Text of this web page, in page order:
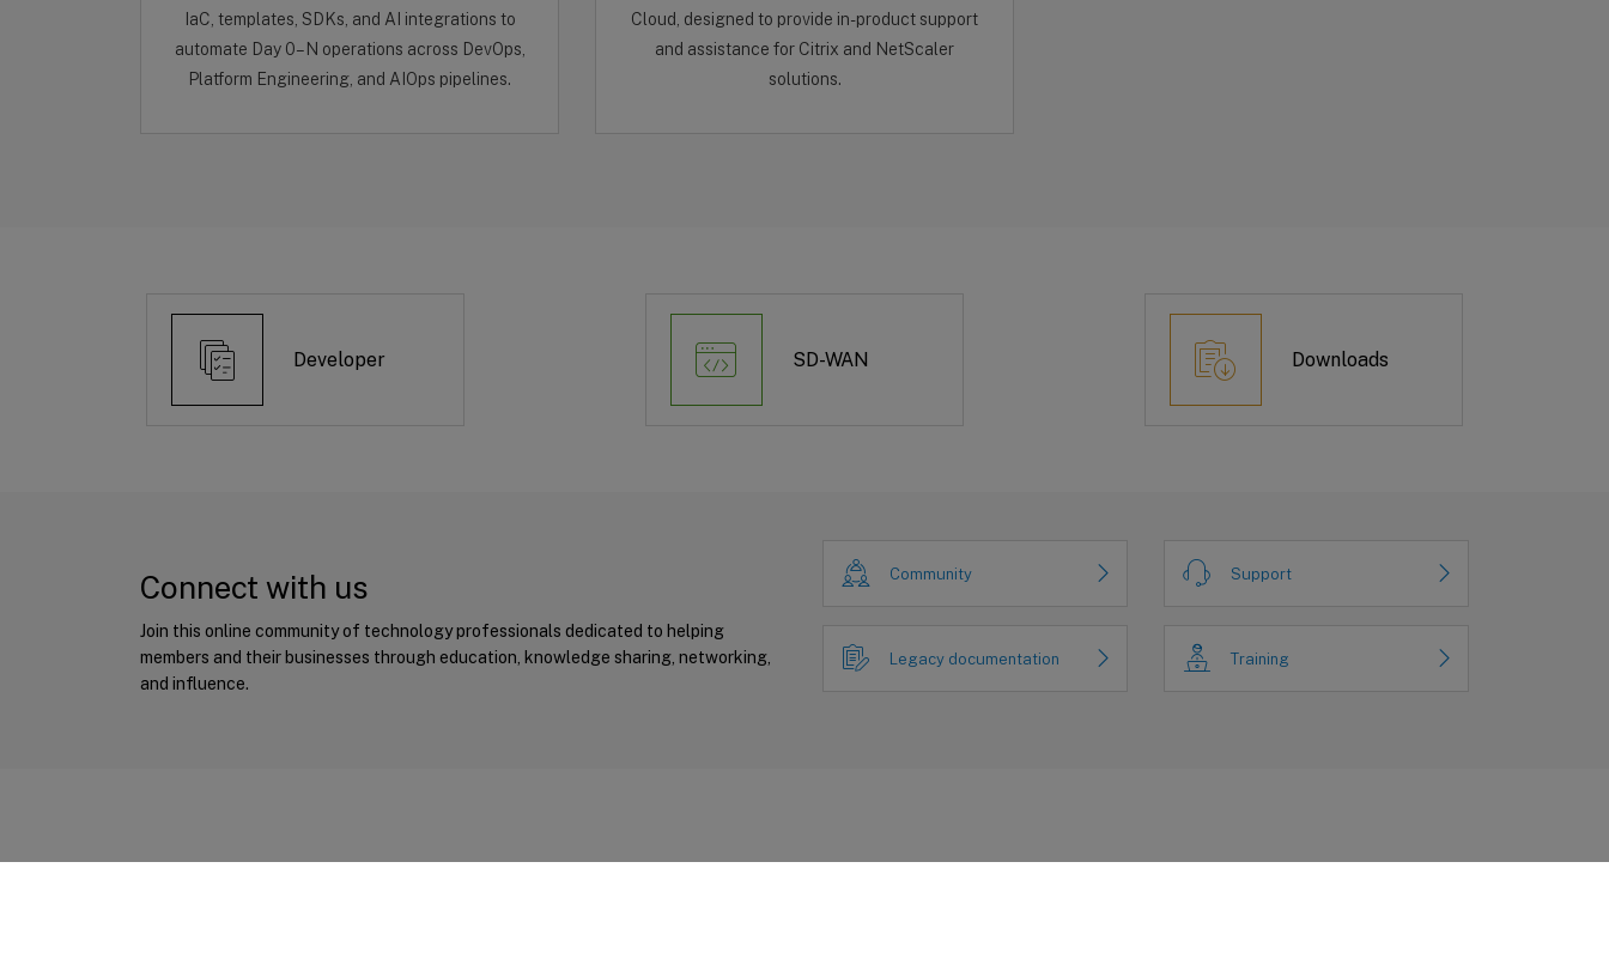
IaC, templates, SDKs, and AI integrations to
automate Day 0–N operations across DevOps,
Platform Engineering, and AIOps pipelines.
Cloud, designed to provide in-product support
and assistance for Citrix and NetScaler
solutions.
Developer SD-WAN Downloads
Connect with us
Join this online community of technology professionals dedicated to helping
members and their businesses through education, knowledge sharing, networking,
and influence.
Community Support
Legacy documentation Training